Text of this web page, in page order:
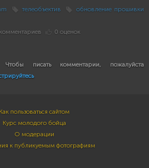
телеобъектив
обновление прошивки
0 оценок
Чтобы писать комментарии, пожалуйста
Как пользоваться сайтом
Курс молодого бойца
О модерации
к публикуемым фотографиям